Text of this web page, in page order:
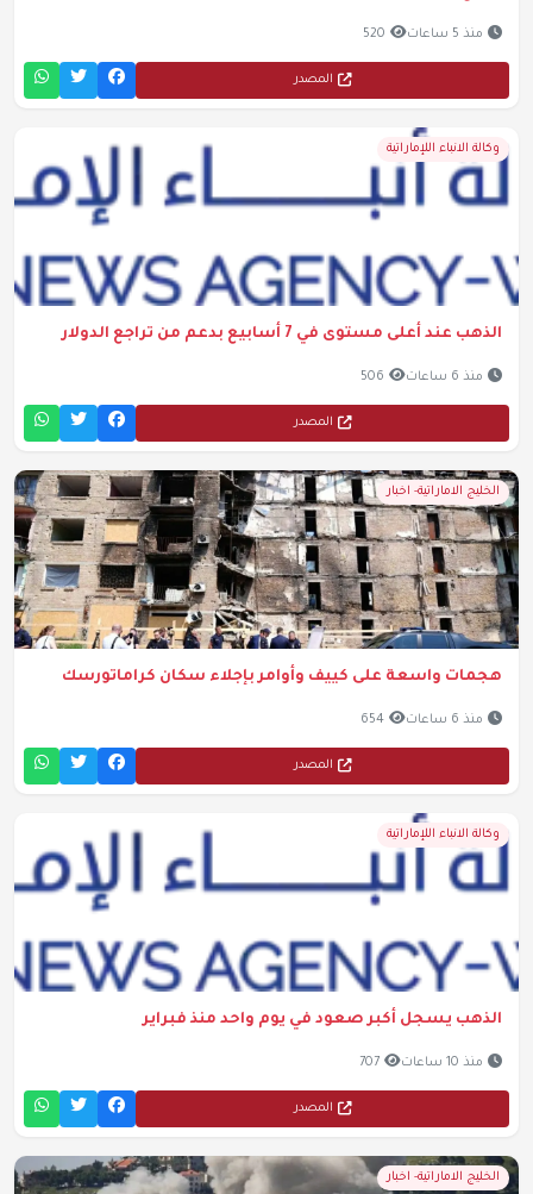
منذ 5 ساعات 520
المصدر
وكالة الانباء اللإماراتية
الذهب عند أعلى مستوى في 7 أسابيع بدعم من تراجع الدولار
منذ 6 ساعات 506
المصدر
الخليج الاماراتية- اخبار
هجمات واسعة على كييف وأوامر بإجلاء سكان كراماتورسك
منذ 6 ساعات 654
المصدر
وكالة الانباء اللإماراتية
الذهب يسجل أكبر صعود في يوم واحد منذ فبراير
منذ 10 ساعات 707
المصدر
الخليج الاماراتية- اخبار